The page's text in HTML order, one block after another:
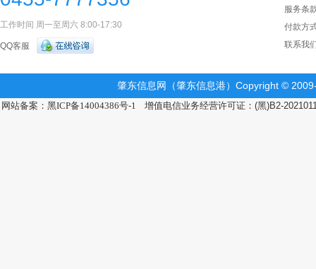
工作时间 周一至周六 8:00-17:30
QQ客服
服务条
付款方
联系我
肇东信息网（肇东信息港）Copyright ©
网站备案：黑ICP备14004386号-1 增值电信业务经营许可证：(黑)B2-